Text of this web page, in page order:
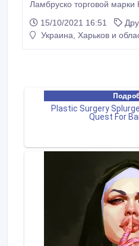
Ламбруско торговой марки
внутреннего рынка Италии, и только сейчас
появилась возможность
15/10/2021 16:51
Украина, Харьков и